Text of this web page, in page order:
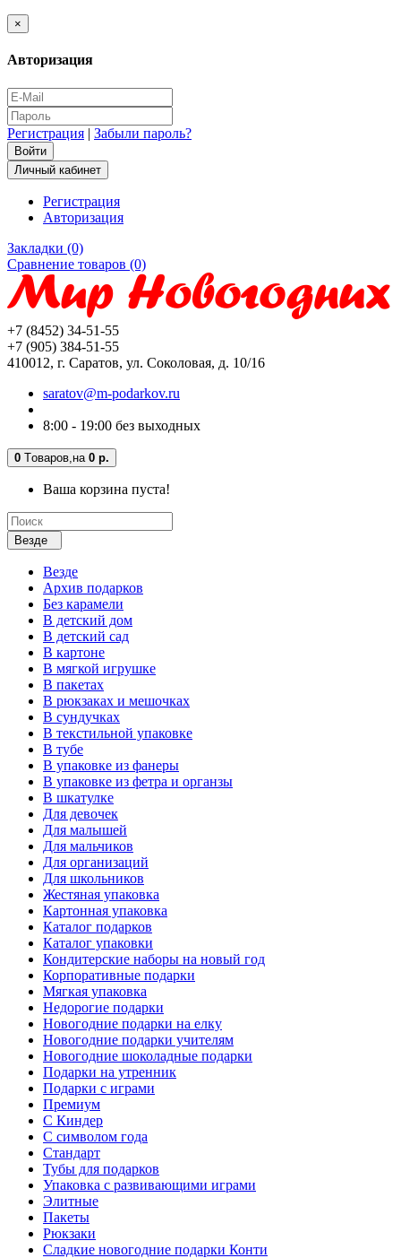
×
Авторизация
Регистрация | Забыли пароль?
Личный кабинет
Регистрация
Авторизация
Закладки (0)
Сравнение товаров (0)
+7 (8452) 34-51-55
+7 (905) 384-51-55
410012, г. Саратов, ул. Соколовая, д. 10/16
saratov@m-podarkov.ru
8:00 - 19:00 без выходных
0 Tоваров, на 0 р.
Ваша корзина пуста!
Везде
Везде
Архив подарков
Без карамели
В детский дом
В детский сад
В картоне
В мягкой игрушке
В пакетах
В рюкзаках и мешочках
В сундучках
В текстильной упаковке
В тубе
В упаковке из фанеры
В упаковке из фетра и органзы
В шкатулке
Для девочек
Для малышей
Для мальчиков
Для организаций
Для школьников
Жестяная упаковка
Картонная упаковка
Каталог подарков
Каталог упаковки
Кондитерские наборы на новый год
Корпоративные подарки
Мягкая упаковка
Недорогие подарки
Новогодние подарки на елку
Новогодние подарки учителям
Новогодние шоколадные подарки
Подарки на утренник
Подарки с играми
Премиум
С Киндер
С символом года
Стандарт
Тубы для подарков
Упаковка с развивающими играми
Элитные
Пакеты
Рюкзаки
Сладкие новогодние подарки Конти